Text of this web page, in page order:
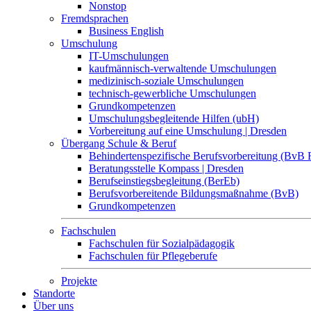
Nonstop
Fremdsprachen
Business English
Umschulung
IT-Umschulungen
kaufmännisch-verwaltende Umschulungen
medizinisch-soziale Umschulungen
technisch-gewerbliche Umschulungen
Grundkompetenzen
Umschulungsbegleitende Hilfen (ubH)
Vorbereitung auf eine Umschulung | Dresden
Übergang Schule & Beruf
Behindertenspezifische Berufsvorbereitung (BvB
Beratungsstelle Kompass | Dresden
Berufseinstiegsbegleitung (BerEb)
Berufsvorbereitende Bildungsmaßnahme (BvB)
Grundkompetenzen
Fachschulen
Fachschulen für Sozialpädagogik
Fachschulen für Pflegeberufe
Projekte
Standorte
Über uns